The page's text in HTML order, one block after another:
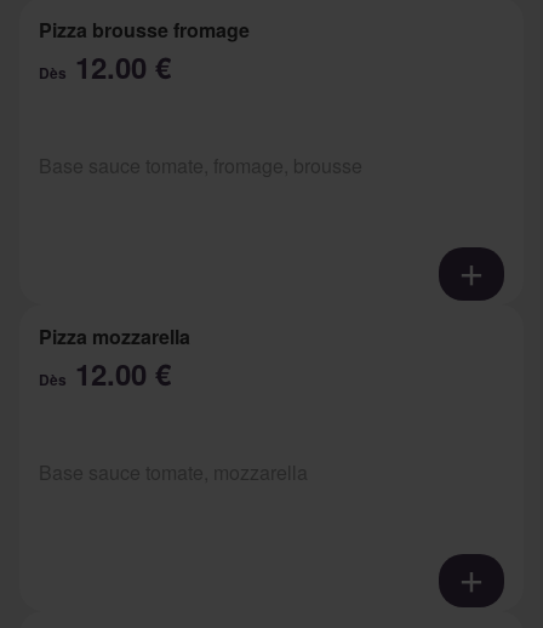
Pizza brousse fromage
Dès 12.00 €
Pizza mozzarella
Dès 12.00 €